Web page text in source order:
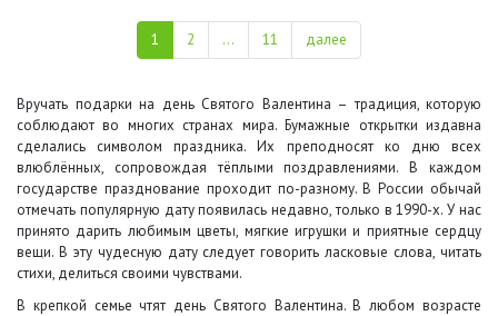
1 2 ... 11 далее
Вручать подарки на день Святого Валентина – традиция, которую
соблюдают во многих странах мира. Бумажные открытки издавна
сделались символом праздника. Их преподносят ко дню всех
влюблённых, сопровождая тёплыми поздравлениями. В каждом
государстве празднование проходит по-разному. В России обычай
отмечать популярную дату появилась недавно, только в 1990-х. У нас
принято дарить любимым цветы, мягкие игрушки и приятные сердцу
вещи. В эту чудесную дату следует говорить ласковые слова, читать
стихи, делиться своими чувствами.
В крепкой семье чтят день Святого Валентина. В любом возрасте